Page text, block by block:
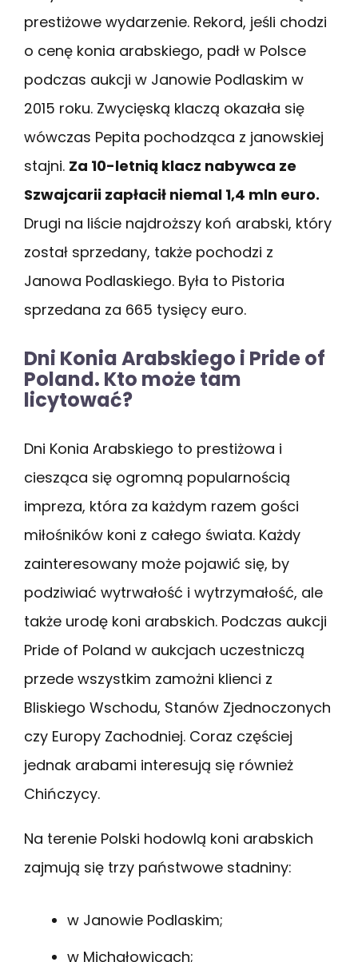
prestiżowe wydarzenie. Rekord, jeśli chodzi
o cenę konia arabskiego, padł w Polsce
podczas aukcji w Janowie Podlaskim w
2015 roku. Zwycięską klaczą okazała się
wówczas Pepita pochodząca z janowskiej
stajni. Za 10-letnią klacz nabywca ze
Szwajcarii zapłacił niemal 1,4 mln euro.
Drugi na liście najdroższy koń arabski, który
został sprzedany, także pochodzi z
Janowa Podlaskiego. Była to Pistoria
sprzedana za 665 tysięcy euro.
Dni Konia Arabskiego i Pride of
Poland. Kto może tam
licytować?
Dni Konia Arabskiego to prestiżowa i
ciesząca się ogromną popularnością
impreza, która za każdym razem gości
miłośników koni z całego świata. Każdy
zainteresowany może pojawić się, by
podziwiać wytrwałość i wytrzymałość, ale
także urodę koni arabskich. Podczas aukcji
Pride of Poland w aukcjach uczestniczą
przede wszystkim zamożni klienci z
Bliskiego Wschodu, Stanów Zjednoczonych
czy Europy Zachodniej. Coraz częściej
jednak arabami interesują się również
Chińczycy.
Na terenie Polski hodowlą koni arabskich
zajmują się trzy państwowe stadniny:
w Janowie Podlaskim;
w Michałowicach;